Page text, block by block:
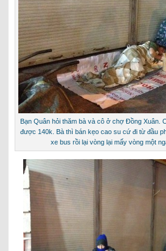
Bạn Quân hỏi thăm bà và cô ở chợ Đồng
được 140k. Bà thì bán kẹo cao su cứ đi từ đầu
xe bus rồi lại vòng lại mấy vòng một